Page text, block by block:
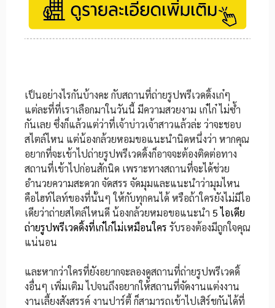
เป็นอย่างไรกันบ้างคะ กับสถานที่ถ่ายรูปพรีเวดดิ้งเก๋ๆ
แต่ละที่ที่เราเลือกมาในวันนี้ มีความสวยงาม เก๋ไก๋ ไม่ซ้ำ
กันเลย ซึ่งก็แล้วแต่ว่าที่เจ้าบ่าวเจ้าสาวแล้วล่ะ ว่าจะชอบ
สไตล์ไหน แต่น้องกล้วยหอมขอแนะนำนิดหนึ่งว่า หากคุณ
อยากที่จะเข้าไปถ่ายรูปพรีเวดดิ้งก็อาจจะต้องติดต่อทาง
สถานที่เข้าไปก่อนสักนิด เพราะทางสถานที่จะได้ช่วย
อำนวยความสะดวก จัดสรร จัดมุมและแนะนำว่ามุมไหน
คือไฮท์ไลท์ของที่นั้นๆ ให้กับทุกคนได้ หรือถ้าใครยังไม่มีไอ
เดียว่าถ่ายสไตล์ไหนดี น้องกล้วยหมอขอแนะนำ 5 ไอเดีย
ถ่ายรูปพรีเวดดิ้งที่เก๋ไก๋ไม่เหมือนใคร รับรองต้องมีถูกใจคุณ
แน่นอน
และหากว่าใครที่ยังอยากจะลองดูสถานที่ถ่ายรูปพรีเวดดิ้
งอื่นๆ เพิ่มเติม ไปจนถึงอยากให้สถานที่จัดงานแต่งงาน
งานเลี้ยงสังสรรค์ งานปาร์ตี้ ก็สามารถเข้าไปเสิร์ชกันได้ที่